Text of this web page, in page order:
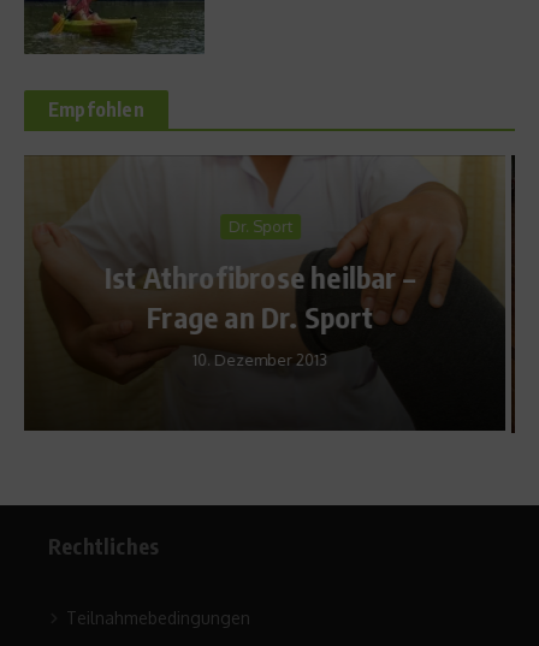
Empfohlen
Richtig trainieren
Übung der Woche: So geht
der Beckenlift
29. Juni 2015
Rechtliches
Teilnahmebedingungen